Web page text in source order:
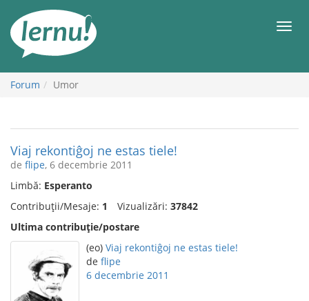
conținut
Forum Umor
Viaj rekontiĝoj ne estas tiele!
de flipe, 6 decembrie 2011
Limbă: Esperanto
Contribuții/Mesaje: 1 Vizualizări: 37842
Ultima contribuție/postare
(eo) Viaj rekontiĝoj ne estas tiele!
de flipe
6 decembrie 2011